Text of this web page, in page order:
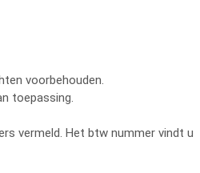
voorbehouden.
toepassing.
vermeld. Het btw nummer vindt u